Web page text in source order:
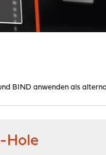
BIND anwenden als
Hole